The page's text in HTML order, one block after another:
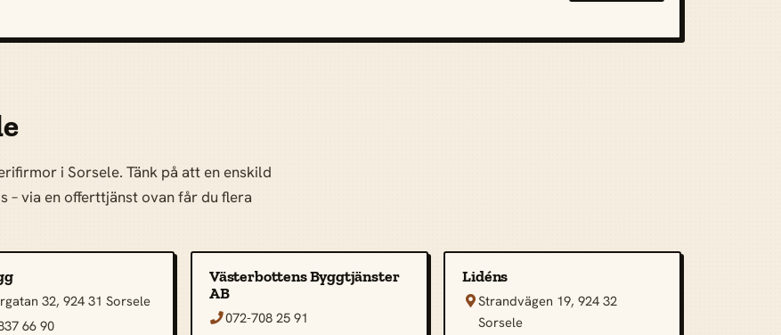
i Sorsele. Tänk på att en enskild
via en offerttjänst ovan får du flera
32, 924 31 Sorsele
66 90
Västerbottens Byggtjänster
AB
072-708 25 91
Lidéns
 Strandvägen 19, 924 32
Sorsele